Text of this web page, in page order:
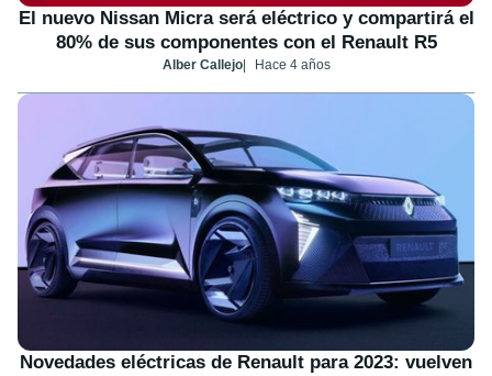
El nuevo Nissan Micra será eléctrico y compartirá el
80% de sus componentes con el Renault R5
Alber Callejo Hace 4 años
Novedades eléctricas de Renault para 2023: vuelven